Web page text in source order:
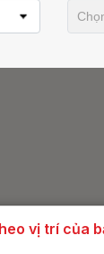
vị trí của